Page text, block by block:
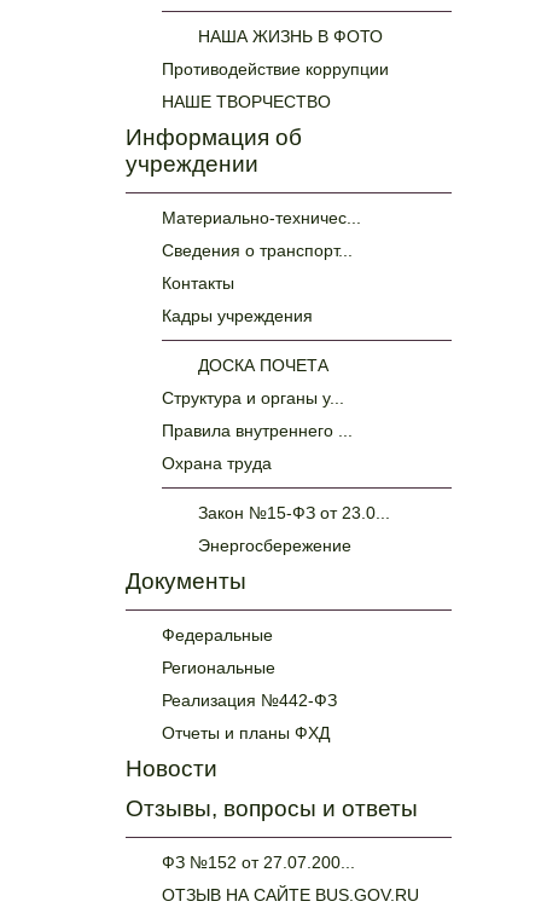
НАША ЖИЗНЬ В ФОТО
Противодействие коррупции
НАШЕ ТВОРЧЕСТВО
Информация об
учреждении
Материально-техничес...
Сведения о транспорт...
Контакты
Кадры учреждения
ДОСКА ПОЧЕТА
Структура и органы у...
Правила внутреннего ...
Охрана труда
Закон №15-ФЗ от 23.0...
Энергосбережение
Документы
Федеральные
Региональные
Реализация №442-ФЗ
Отчеты и планы ФХД
Новости
Отзывы, вопросы и ответы
ФЗ №152 от 27.07.200...
ОТЗЫВ НА САЙТЕ BUS.GOV.RU